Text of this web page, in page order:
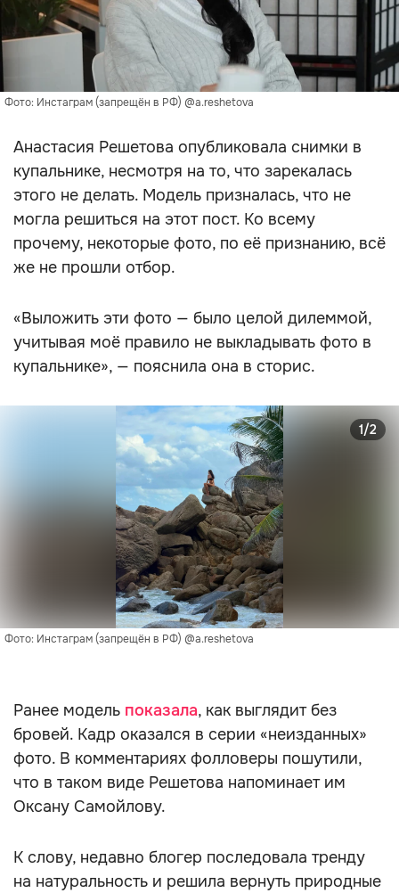
Фото: Инстаграм (запрещён в РФ) @a.reshetova
Анастасия Решетова опубликовала снимки в
купальнике, несмотря на то, что зарекалась
этого не делать. Модель призналась, что не
могла решиться на этот пост. Ко всему
прочему, некоторые фото, по её признанию, всё
же не прошли отбор.
«Выложить эти фото — было целой дилеммой,
учитывая моё правило не выкладывать фото в
купальнике», — пояснила она в сторис.
Фото: Инстаграм (запрещён в РФ) @a.reshetova
1/2
Ранее модель показала, как выглядит без
бровей. Кадр оказался в серии «неизданных»
фото. В комментариях фолловеры пошутили,
что в таком виде Решетова напоминает им
Оксану Самойлову.
К слову, недавно блогер последовала тренду
на натуральность и решила вернуть природные